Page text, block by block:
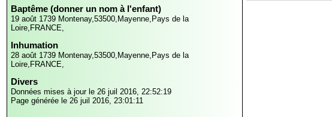
Baptême (donner un nom à l'enfant)
19 août 1739 Montenay,53500,Mayenne,Pays de la
Loire,FRANCE,
Inhumation
28 août 1739 Montenay,53500,Mayenne,Pays de la
Loire,FRANCE,
Divers
Données mises à jour le 26 juil 2016, 22:52:19
Page générée le 26 juil 2016, 23:01:11